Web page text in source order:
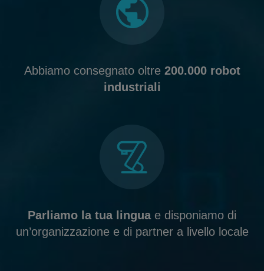
Abbiamo consegnato oltre 200.000 robot
industriali
Parliamo la tua linguae disponiamo di
un’organizzazione e di partner a livello locale